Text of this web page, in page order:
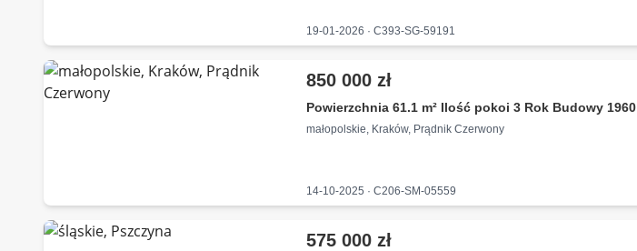
19-01-2026 · C393-SG-59191
850 000 zł
Powierzchnia 61.1 m² Ilość pokoi 3 Rok Budowy 1960
małopolskie, Kraków, Prądnik Czerwony
14-10-2025 · C206-SM-05559
575 000 zł